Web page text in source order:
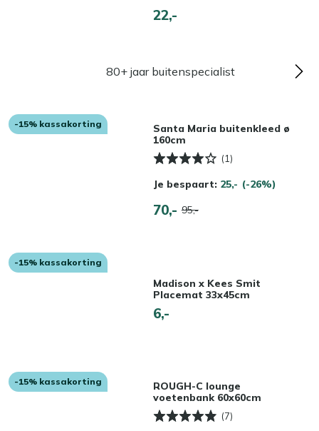
22,-
80+ jaar buitenspecialist
-15% kassakorting
Santa Maria buitenkleed ø
160cm
(1)
Je bespaart: 25,- (-26%)
70,- 95,-
-15% kassakorting
Madison x Kees Smit
Placemat 33x45cm
6,-
-15% kassakorting
ROUGH-C lounge
voetenbank 60x60cm
(7)